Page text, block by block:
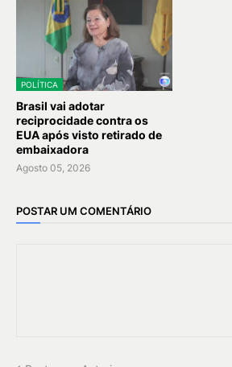
POLÍTICA
Brasil vai adotar
reciprocidade contra os
EUA após visto retirado de
embaixadora
Agosto 05, 2026
POSTAR UM COMENTÁRIO